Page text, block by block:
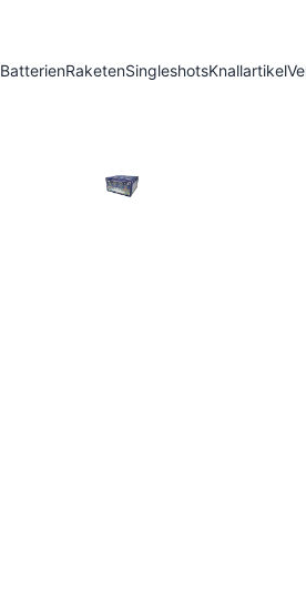
BatterienRaketenSingleshotsKnallartikel